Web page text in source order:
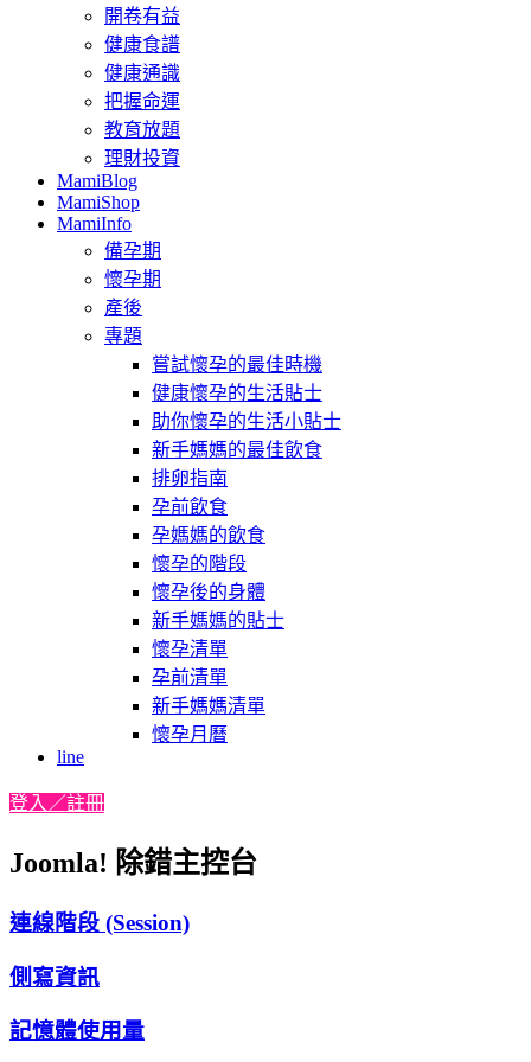
開卷有益
健康食譜
健康通識
把握命運
教育放題
理財投資
MamiBlog
MamiShop
MamiInfo
備孕期
懷孕期
產後
專題
嘗試懷孕的最佳時機
健康懷孕的生活貼士
助你懷孕的生活小貼士
新手媽媽的最佳飲食
排卵指南
孕前飲食
孕媽媽的飲食
懷孕的階段
懷孕後的身體
新手媽媽的貼士
懷孕清單
孕前清單
新手媽媽清單
懷孕月曆
line
登入／註冊
Joomla! 除錯主控台
連線階段 (Session)
側寫資訊
記憶體使用量